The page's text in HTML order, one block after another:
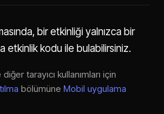
bir etkinliği yalnızca bir
etkinlik kodu ile bulabilirsiniz.
tarayıcı kullanımları için
bölümüne Mobil uygulama